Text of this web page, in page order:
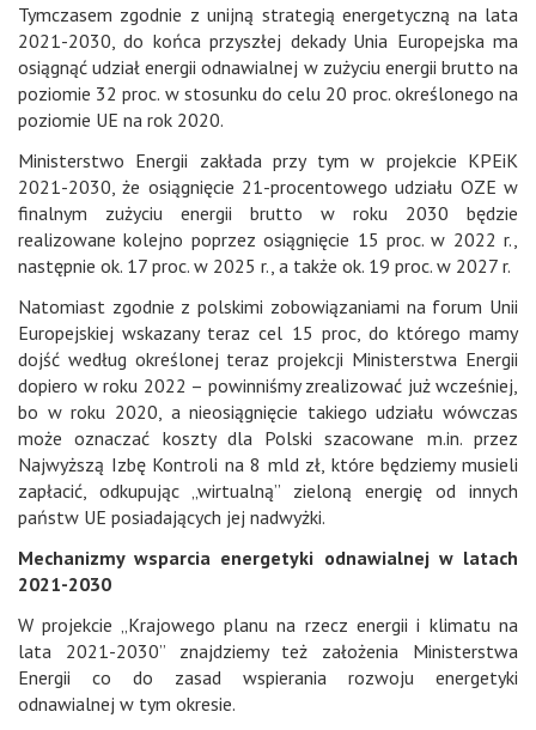
Tymczasem zgodnie z unijną strategią energetyczną na lata
2021-2030, do końca przyszłej dekady Unia Europejska ma
osiągnąć udział energii odnawialnej w zużyciu energii brutto na
poziomie 32 proc. w stosunku do celu 20 proc. określonego na
poziomie UE na rok 2020.
Ministerstwo Energii zakłada przy tym w projekcie KPEiK
2021-2030, że osiągnięcie 21-procentowego udziału OZE w
finalnym zużyciu energii brutto w roku 2030 będzie
realizowane kolejno poprzez osiągnięcie 15 proc. w 2022 r.,
następnie ok. 17 proc. w 2025 r., a także ok. 19 proc. w 2027 r.
Natomiast zgodnie z polskimi zobowiązaniami na forum Unii
Europejskiej wskazany teraz cel 15 proc, do którego mamy
dojść według określonej teraz projekcji Ministerstwa Energii
dopiero w roku 2022 – powinniśmy zrealizować już wcześniej,
bo w roku 2020, a nieosiągnięcie takiego udziału wówczas
może oznaczać koszty dla Polski szacowane m.in. przez
Najwyższą Izbę Kontroli na 8 mld zł, które będziemy musieli
zapłacić, odkupując „wirtualną” zieloną energię od innych
państw UE posiadających jej nadwyżki.
Mechanizmy wsparcia energetyki odnawialnej w latach
2021-2030
W projekcie „Krajowego planu na rzecz energii i klimatu na
lata 2021-2030” znajdziemy też założenia Ministerstwa
Energii co do zasad wspierania rozwoju energetyki
odnawialnej w tym okresie.